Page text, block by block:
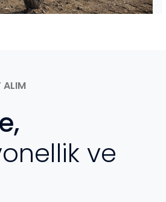
ALIM
ve